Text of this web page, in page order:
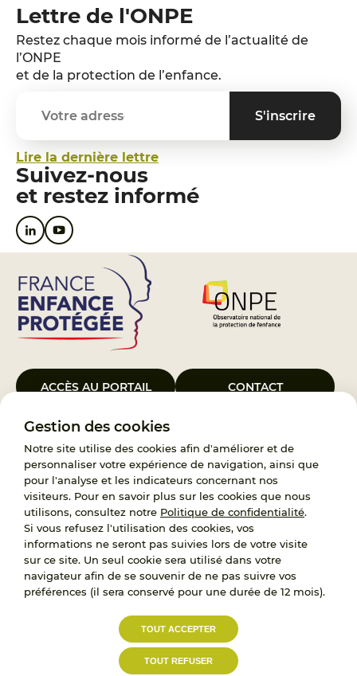
Gestion des cookies
Notre site utilise des cookies afin d'améliorer et de
personnaliser votre expérience de navigation, ainsi que
pour l'analyse et les indicateurs concernant nos
visiteurs. Pour en savoir plus sur les cookies que nous
utilisons, consultez notre Politique de confidentialité.
Si vous refusez l'utilisation des cookies, vos
informations ne seront pas suivies lors de votre visite
sur ce site. Un seul cookie sera utilisé dans votre
navigateur afin de se souvenir de ne pas suivre vos
préférences (il sera conservé pour une durée de 12 mois).
TOUT ACCEPTER
TOUT REFUSER
Lettre de l'ONPE
Restez chaque mois informé de l’actualité de
l’ONPE
et de la protection de l’enfance.
Lire la dernière lettre
Suivez-nous
et restez informé
ACCÈS AU PORTAIL CONTACT
Le Groupement d’Intérêt Public France Enfance Protégée, créé le 5
janvier 2023, a pour objet d’assurer les missions de service public du
119, d’accompagnement des adoptants et de traitement des
demandes d’accès aux origines personnelles. France Enfance
Protégée est également un observatoire et une ressource pour
l’ensemble des professionnels, ainsi qu’un appui à l’élaboration de la
politique publique à travers le soutien à l’activité des conseils
nationaux.
RECRUTEMENT
L’État, les Départements et les Associations au
service de la prévention et de la protection de
l’enfance.